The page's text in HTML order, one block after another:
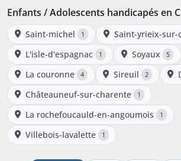
Enfants / Adolescents handicapés en
Saint-michel 1 Saint-yrieix-sur-
L'isle-d'espagnac 1 Soyaux 5
La couronne 4 Sireuil 2
Châteauneuf-sur-charente 1
La rochefoucauld-en-angoumois 1
Villebois-lavalette 1